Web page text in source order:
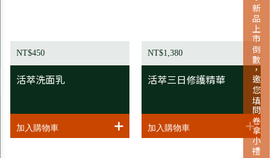
NT$450
活萃洗面乳
NT$1,380
活萃三日修護精華 新品上市倒數，邀您填問卷拿小禮